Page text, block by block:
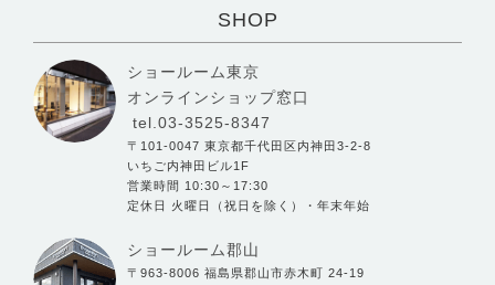
SHOP
ショールーム東京
オンラインショップ窓口
tel.03-3525-8347
〒101-0047 東京都千代田区内神田3-2-8
いちご内神田ビル1F
営業時間 10:30～17:30
定休日 火曜日（祝日を除く）・年末年始
ショールーム郡山
〒963-8006 福島県郡山市赤木町 24-19